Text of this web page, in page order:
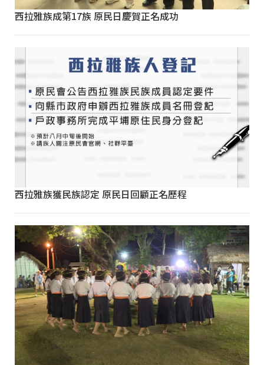
西拉雅族成第17族 原民日慶賀正名成功
西拉雅族獲民族認定 原民日回顧正名歷程